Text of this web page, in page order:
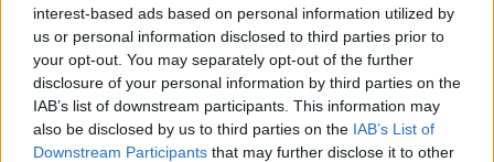
interest-based ads based on personal information utilized by
us or personal information disclosed to third parties prior to
your opt-out. You may separately opt-out of the further
disclosure of your personal information by third parties on the
IAB’s list of downstream participants. This information may
also be disclosed by us to third parties on the IAB’s List of
Downstream Participants that may further disclose it to other
μοναστηριού, ενώ η νόμιμη αδελφότητα αριθμεί
μόλις 5 άτομα. «Ο αριθμός των παρανόμων δεν
δικαιολογεί, ούτε νομιμοποιεί την παρανομία.
Εντός του κατειλημμένου κεντρικού κτιρίου της
Μονής εγκαταβιούν παρανόμως ως καταληψίες